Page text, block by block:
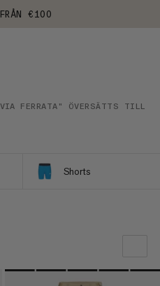
€100
VIA FERRATA" ÖVERSÄTTS TILL
Shorts
VÅR REKOMMENDATION